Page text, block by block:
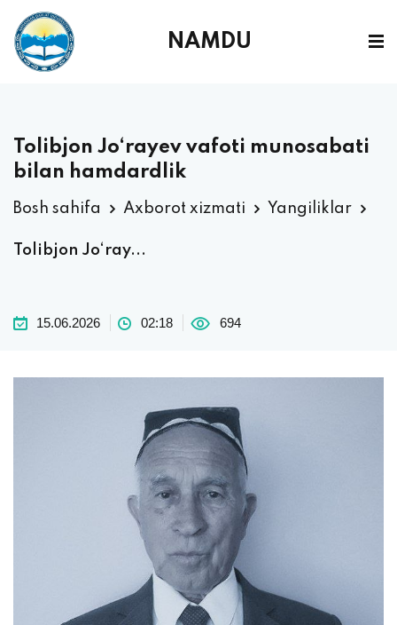
NAMDU
Tolibjon Jo‘rayev vafoti munosabati
bilan hamdardlik
Bosh sahifa Axborot xizmati Yangiliklar
Tolibjon Jo‘ray...
15.06.2026 02:18 694